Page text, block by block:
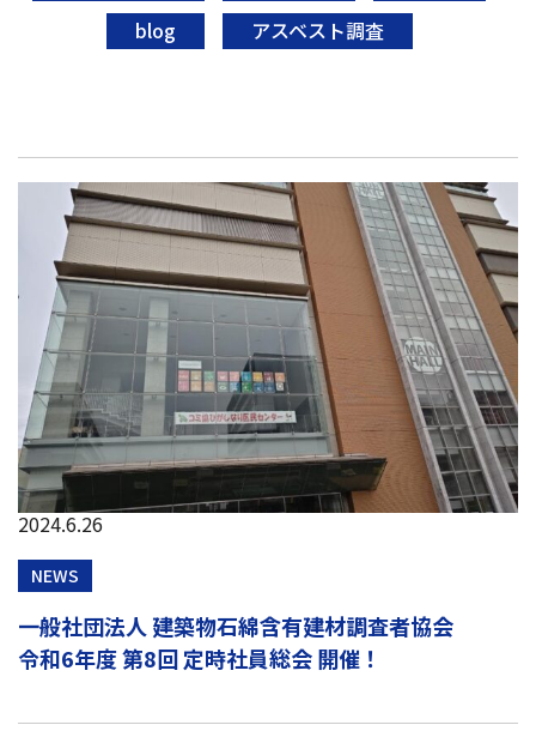
blog
アスベスト調査
2024.6.26
NEWS
一般社団法人 建築物石綿含有建材調査者協会
令和6年度 第8回 定時社員総会 開催！